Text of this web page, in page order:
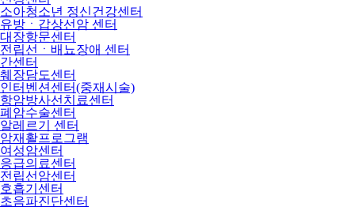
소아청소년 정신건강센터
유방ㆍ갑상선암 센터
대장항문센터
전립선ㆍ배뇨장애 센터
간센터
췌장담도센터
인터벤션센터(중재시술)
항암방사선치료센터
폐암수술센터
알레르기 센터
암재활프로그램
여성암센터
응급의료센터
전립선암센터
호흡기센터
초음파진단센터